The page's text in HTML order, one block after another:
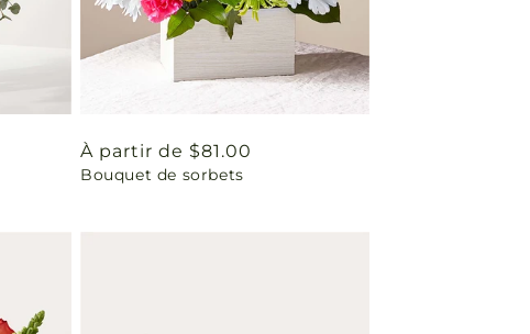
Prix
habituel
À partir de $81.00
Bouquet de sorbets